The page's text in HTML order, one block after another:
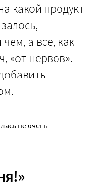
какой продукт
а все, как
«от нервов».
не очень